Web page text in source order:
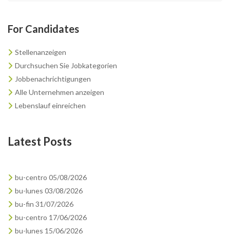
For Candidates
Stellenanzeigen
Durchsuchen Sie Jobkategorien
Jobbenachrichtigungen
Alle Unternehmen anzeigen
Lebenslauf einreichen
Latest Posts
bu-centro 05/08/2026
bu-lunes 03/08/2026
bu-fin 31/07/2026
bu-centro 17/06/2026
bu-lunes 15/06/2026